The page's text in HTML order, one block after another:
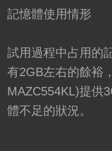
記憶體使用情形
試用過程中占用的
有2GB左右的餘裕
MAZC554KL)提供
體不足的狀況。